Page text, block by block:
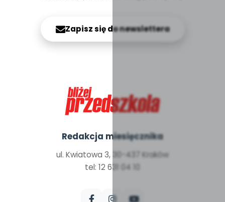
Zapisz się do newslettera
Redakcja miesięcznika
ul. Kwiatowa 3, 30-437 Kraków
tel: 12 631 04 10